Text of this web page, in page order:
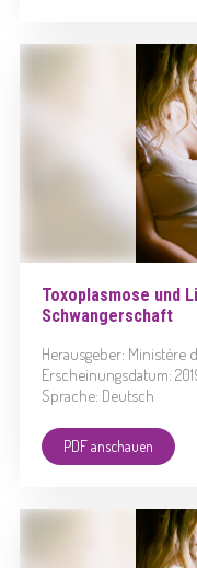
Toxoplasmose und
Schwangerschaft
Herausgeber: Ministère
Erscheinungsdatum:
Sprache: Deutsch
PDF anschauen